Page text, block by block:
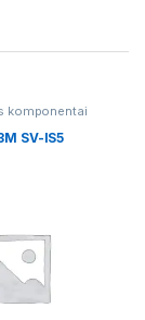
komponentai
SV-IS5